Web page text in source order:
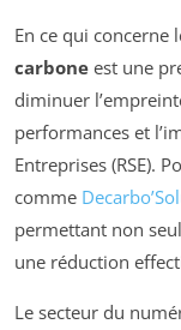
En ce qui concerne
carbone est une
diminuer
performances et
Entreprises (RSE).
comme
permettant non
une réduction
Le secteur du